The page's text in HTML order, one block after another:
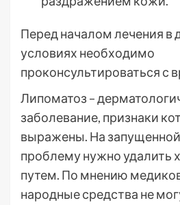
Перед началом лечения в
условиях необходимо
проконсультироваться с
Липоматоз –
заболевание, признаки
выражены. На
проблему нужно удалить
путем. По мнению
народные средства не